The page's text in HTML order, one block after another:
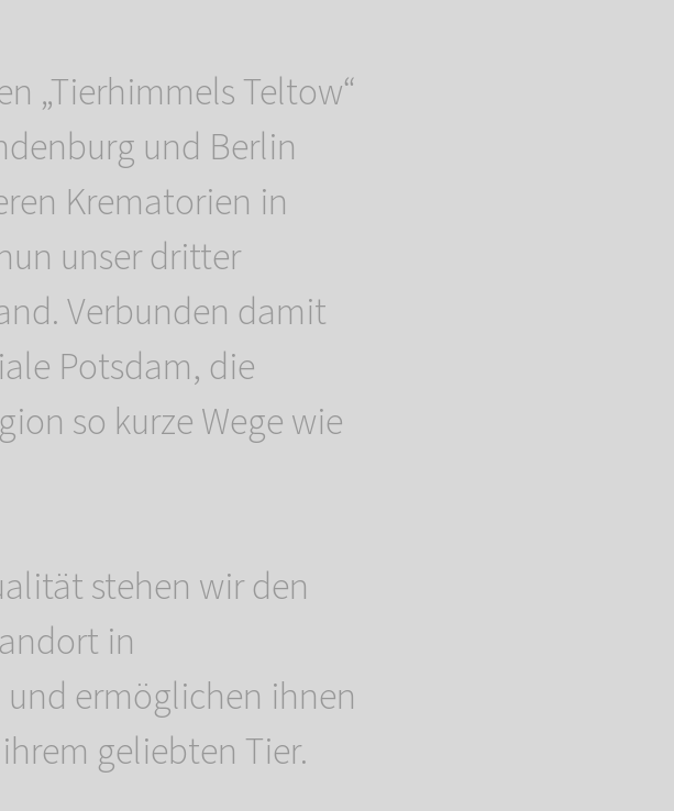
„Tierhimmels Teltow“
und Berlin
Krematorien in
unser dritter
Verbunden damit
Potsdam, die
so kurze Wege wie
stehen wir den
in
ermöglichen ihnen
geliebten Tier.